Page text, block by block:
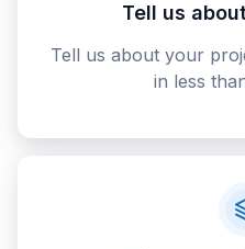
Tell us
Tell us about your
in less